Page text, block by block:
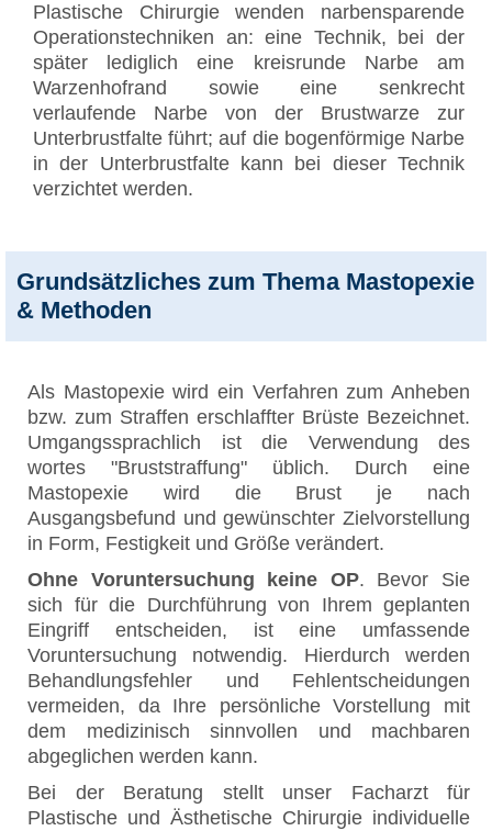
Plastische Chirurgie wenden narbensparende
Operationstechniken an: eine Technik, bei der
später lediglich eine kreisrunde Narbe am
Warzenhofrand sowie eine senkrecht
verlaufende Narbe von der Brustwarze zur
Unterbrustfalte führt; auf die bogenförmige Narbe
in der Unterbrustfalte kann bei dieser Technik
verzichtet werden.
Grundsätzliches zum Thema Mastopexie
& Methoden
Als Mastopexie wird ein Verfahren zum Anheben
bzw. zum Straffen erschlaffter Brüste Bezeichnet.
Umgangssprachlich ist die Verwendung des
wortes "Bruststraffung" üblich. Durch eine
Mastopexie wird die Brust je nach
Ausgangsbefund und gewünschter Zielvorstellung
in Form, Festigkeit und Größe verändert.
Ohne Voruntersuchung keine OP. Bevor Sie
sich für die Durchführung von Ihrem geplanten
Eingriff entscheiden, ist eine umfassende
Voruntersuchung notwendig. Hierdurch werden
Behandlungsfehler und Fehlentscheidungen
vermeiden, da Ihre persönliche Vorstellung mit
dem medizinisch sinnvollen und machbaren
abgeglichen werden kann.
Bei der Beratung stellt unser Facharzt für
Plastische und Ästhetische Chirurgie individuelle